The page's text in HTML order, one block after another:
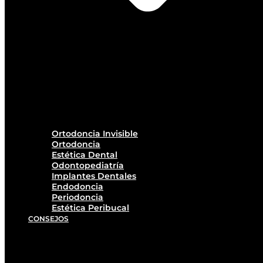
Ortodoncia Invisible
Ortodoncia
Estética Dental
Odontopediatría
Implantes Dentales
Endodoncia
Periodoncia
Estética Peribucal
CONSEJOS